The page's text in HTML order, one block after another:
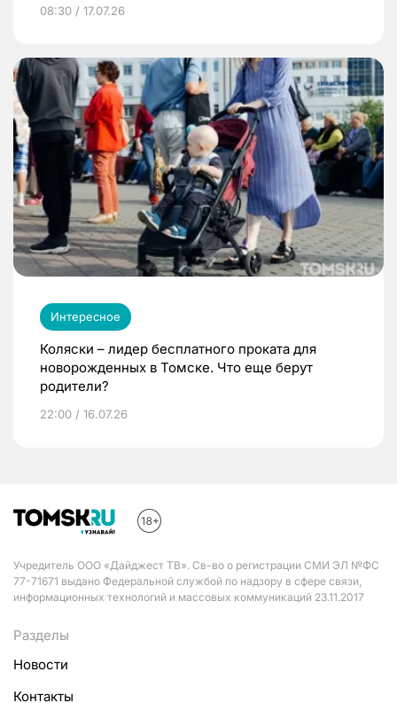
08:30 / 17.07.26
Интересное
Коляски – лидер бесплатного проката для
новорожденных в Томске. Что еще берут
родители?
22:00 / 16.07.26
Учредитель ООО «Дайджест ТВ». Св-во о регистрации СМИ ЭЛ №ФС
77-71671 выдано Федеральной службой по надзору в сфере связи,
информационных технологий и массовых коммуникаций 23.11.2017
Разделы
Новости
Контакты